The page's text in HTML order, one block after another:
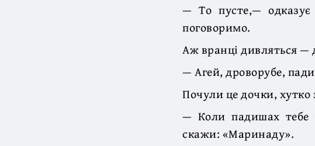
— То пусте,—
поговоримо.
Аж вранці дивляться —
— Агей, дроворубе,
Почули це дочки,
— Коли падишах тебе
скажи: «Маринаду».